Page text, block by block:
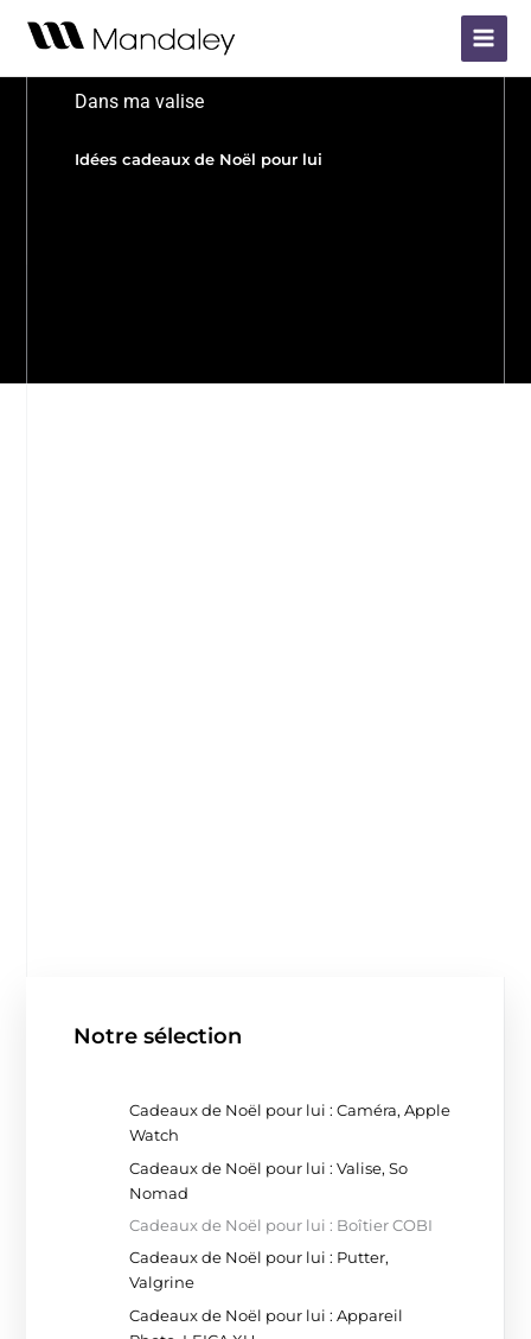
Main
Menu
Dans ma valise
Idées cadeaux de Noël pour lui
Notre sélection
Cadeaux de Noël pour lui : Caméra, Apple
Watch
Cadeaux de Noël pour lui : Valise, So
Nomad
Cadeaux de Noël pour lui : Boîtier COBI
Cadeaux de Noël pour lui : Putter,
Valgrine
Cadeaux de Noël pour lui : Appareil